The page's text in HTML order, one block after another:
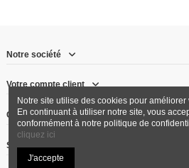
Notre société
Votre compte client
Contactez-nous
Suivez-nous
Notre site utilise des cookies pour
En continuant à utiliser notre site, vous
conformément à notre politique de
cliquez ici
J'accepte